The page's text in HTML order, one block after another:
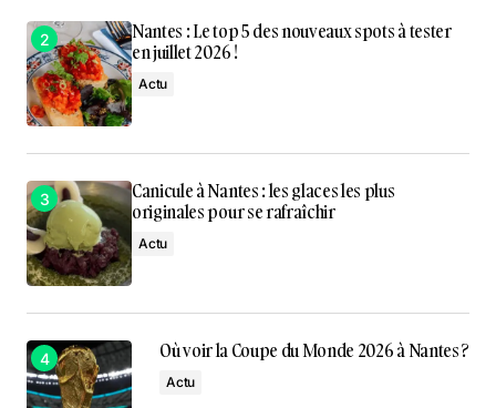
Nantes : Le top 5 des nouveaux spots à tester
en juillet 2026 !
Actu
Canicule à Nantes : les glaces les plus
originales pour se rafraîchir
Actu
Où voir la Coupe du Monde 2026 à Nantes ?
Actu